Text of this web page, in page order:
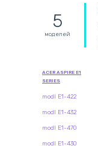
5
моделей
ACER ASPIRE E1
SERIES
modl E1-422
modl E1-432
modl E1-470
modl E1-430